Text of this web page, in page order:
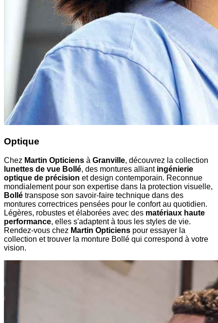
Optique
Chez Martin Opticiens à Granville, découvrez la collection
lunettes de vue Bollé, des montures alliant ingénierie
optique de précision et design contemporain. Reconnue
mondialement pour son expertise dans la protection visuelle,
Bollé transpose son savoir-faire technique dans des
montures correctrices pensées pour le confort au quotidien.
Légères, robustes et élaborées avec des matériaux haute
performance, elles s'adaptent à tous les styles de vie.
Rendez-vous chez Martin Opticiens pour essayer la
collection et trouver la monture Bollé qui correspond à votre
vision.